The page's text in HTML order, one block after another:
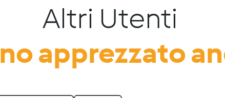
Altri Utenti
apprezzato